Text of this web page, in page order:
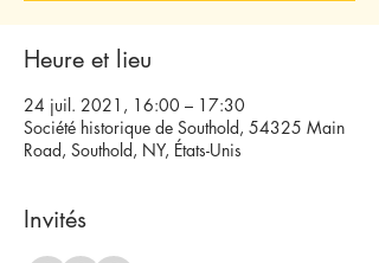
Heure et lieu
24 juil. 2021, 16:00 – 17:30
Société historique de Southold, 54325 Main
Road, Southold, NY, États-Unis
Invités